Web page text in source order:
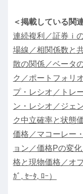
＜掲載している関
連続複利／証券ｉ
場線／相関係数と
散の関係／ベータ
ク／ポートフォリ
プ・レシオ／トレ
ン・レシオ／ジェ
ク中立確率と状態
価格／マコーレー
ョン／価格Pの変
格と現物価格／オ
ｶﾞ, ｾｰﾀ, ﾛｰ）